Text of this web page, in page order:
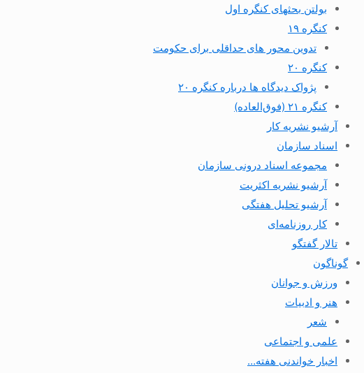
بولتن بحثهای کنگره اول
کنگره ۱۹
تدوین محور های حداقلی برای حکومت
کنگره ۲۰
پژواک دیدگاه ها درباره کنگره ۲۰
کنگره ۲۱ (فوق‌العاده)
آرشیو نشریه کار
اسناد سازمان
مجموعه اسناد درونی سازمان
آرشیو نشریه اکثریت
آرشیو تحلیل هفتگی
کار روزنامه‌ای
تالار گفتگو
گوناگون
ورزش و جوانان
هنر و ادبیات
شعر
علمی و اجتماعی
اخبار خواندنی هفته…